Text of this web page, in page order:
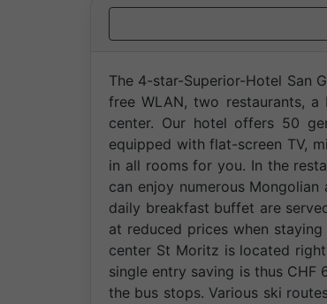
The 4-star-Superior-Hotel San
free WLAN, two restaurants,
center. Our hotel offers 50
equipped with flat-screen TV,
in all rooms for you. In the
can enjoy numerous
daily breakfast buffet are
at reduced prices when
center St Moritz is located
single entry saving is thus CHF
the bus stops. Various ski